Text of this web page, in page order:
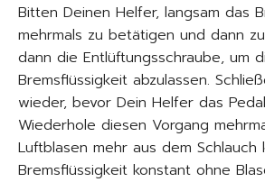
Bitten Deinen Helfer, langsam das
mehrmals zu betätigen und dann
dann die Entlüftungsschraube, um
Bremsflüssigkeit abzulassen.
wieder, bevor Dein Helfer das
Wiederhole diesen Vorgang
Luftblasen mehr aus dem Schlauch
Bremsflüssigkeit konstant ohne